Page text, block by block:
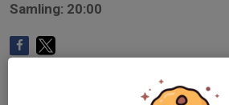
Samling: 20:00